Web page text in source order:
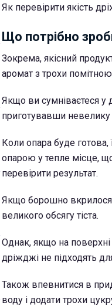
Як перевірити якість
Що потрібно
Зокрема, якісний
аромат з трохи
Якщо ви сумніваєтеся у
приготувавши
Коли опара буде
опарою у тепле місце,
перевірити результат.
Якщо борошно вкрилося
великого обсягу тіста.
Однак, якщо на поверхні
дріжджі не підходять
Також впевнитися в
воду і додати трохи